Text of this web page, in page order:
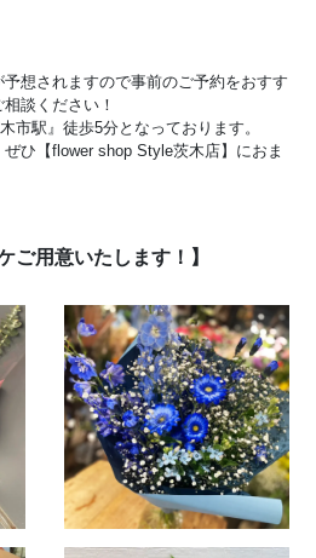
想されますので事前のご予約をおすす
談ください！
市駅』徒歩5分となっております。
ひ【flower shop Style茨木店】におま
ご用意いたします！】